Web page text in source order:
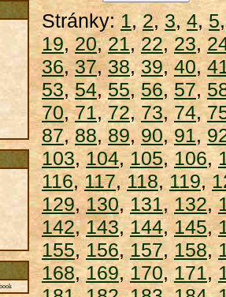
Stránky:1,2,3,4,5
19,20,21,22,23,
36, 37,38,39,40,
53,54,55,56,57,
70,71,72,73, 74,
87,88,89, 90,91,
103, 104,105,106,
116,117,118,119,
129,130, 131, 132,
142,143,144,145,
155,156,157, 158,
168,169, 170,171,